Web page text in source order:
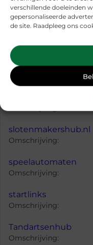
verschillende doeleinden
gepersonaliseerde
de site. Raadpleeg ons
Omschrijving:
online-advertising
onlinestores
Omschrijving:
slotenmakershub.nl
Omschrijving:
speelautomaten
Omschrijving:
startlinks
Omschrijving:
Tandartsenhub
Omschrijving: